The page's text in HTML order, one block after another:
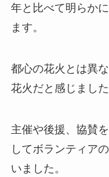
年と比べて明らか
ます。
都心の花火とは異
花火だと感じました
主催や後援、協賛
してボランティア
いました。